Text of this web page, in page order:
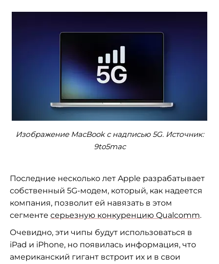
Изображение MacBook с надписью 5G. Источник:
9to5mac
Последние несколько лет Apple разрабатывает
собственный 5G-модем, который, как надеется
компания, позволит ей навязать в этом
сегменте серьезную конкуренцию Qualcomm.
Очевидно, эти чипы будут использоваться в
iPad и iPhone, но появилась информация, что
американский гигант встроит их и в свои